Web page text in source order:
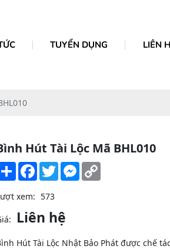
TUYỂN DỤNG LIÊN
Hút Tài Lộc Mã BHL010
Share Facebook
TwitterMessenger
xem: 573
Liên hệ
Hút Tài Lộc Nhật Bảo Phát được chế